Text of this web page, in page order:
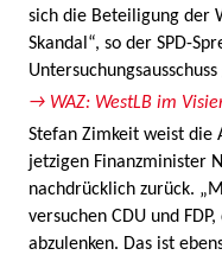
sich die Beteiligung der
Skandal“, so der SPD-
→ WAZ: WestLB im
Stefan Zimkeit weist die
jetzigen Finanzminister
nachdrücklich zurück.
versuchen CDU und
abzulenken. Das ist